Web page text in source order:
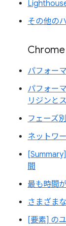
その他の
Chrome
パフォー
パフォー
リジンと
フェーズ
ネットワ
間
最も時間
さまざま
[要素] の